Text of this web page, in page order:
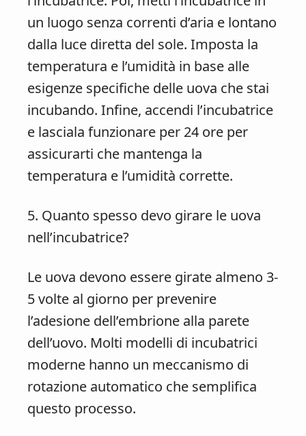
un luogo senza correnti d’aria e lontano
dalla luce diretta del sole. Imposta la
temperatura e l’umidità in base alle
esigenze specifiche delle uova che stai
incubando. Infine, accendi l’incubatrice
e lasciala funzionare per 24 ore per
assicurarti che mantenga la
temperatura e l’umidità corrette.
5. Quanto spesso devo girare le uova
nell’incubatrice?
Le uova devono essere girate almeno 3-
5 volte al giorno per prevenire
l’adesione dell’embrione alla parete
dell’uovo. Molti modelli di incubatrici
moderne hanno un meccanismo di
rotazione automatico che semplifica
questo processo.